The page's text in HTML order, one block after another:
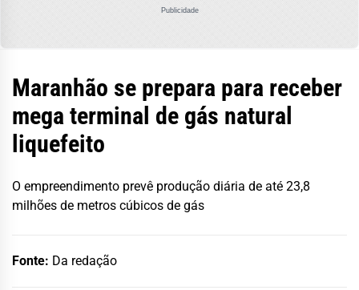
Publicidade
Maranhão se prepara para receber
mega terminal de gás natural
liquefeito
O empreendimento prevê produção diária de até 23,8
milhões de metros cúbicos de gás
Fonte: Da redação